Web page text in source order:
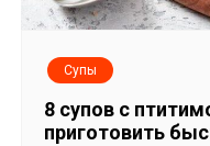
Супы
8 супов с
приготовить